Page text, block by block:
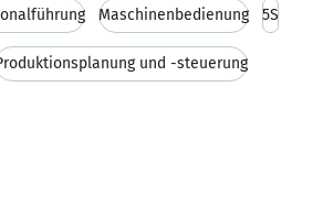
Maschinenbedienung 5S
und -steuerung